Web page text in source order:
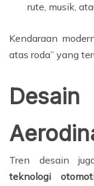
rute, musik,
Kendaraan
atas roda” yang
Tren desain
teknologi